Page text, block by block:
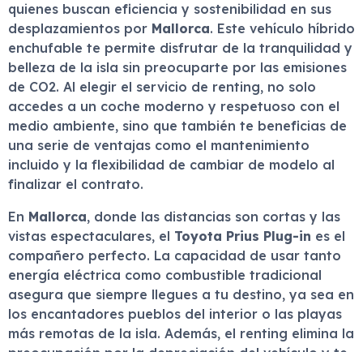
quienes buscan eficiencia y sostenibilidad en sus
desplazamientos por Mallorca. Este vehículo híbrido
enchufable te permite disfrutar de la tranquilidad y
belleza de la isla sin preocuparte por las emisiones
de CO2. Al elegir el servicio de renting, no solo
accedes a un coche moderno y respetuoso con el
medio ambiente, sino que también te beneficias de
una serie de ventajas como el mantenimiento
incluido y la flexibilidad de cambiar de modelo al
finalizar el contrato.
En Mallorca, donde las distancias son cortas y las
vistas espectaculares, el Toyota Prius Plug-in es el
compañero perfecto. La capacidad de usar tanto
energía eléctrica como combustible tradicional
asegura que siempre llegues a tu destino, ya sea en
los encantadores pueblos del interior o las playas
más remotas de la isla. Además, el renting elimina la